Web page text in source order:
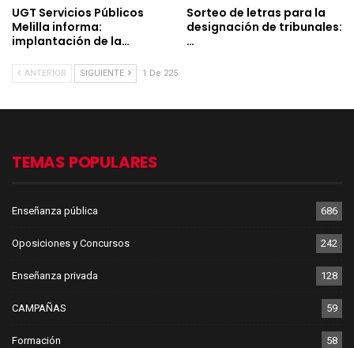
UGT Servicios Públicos
Melilla informa:
implantación de la…
Sorteo de letras para la
designación de tribunales:
…
ANTERIOR SIGUIENTE 1 De 225
TEMAS POPULARES
Enseñanza pública 686
Oposiciones y Concursos 242
Enseñanza privada 128
CAMPAÑAS 59
Formación 58